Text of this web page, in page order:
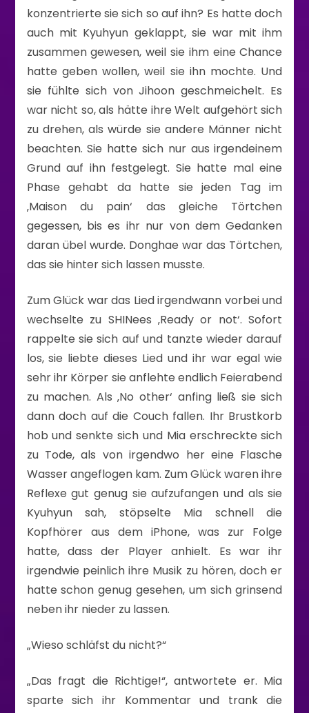
konzentrierte sie sich so auf ihn? Es hatte doch
auch mit Kyuhyun geklappt, sie war mit ihm
zusammen gewesen, weil sie ihm eine Chance
hatte geben wollen, weil sie ihn mochte. Und
sie fühlte sich von Jihoon geschmeichelt. Es
war nicht so, als hätte ihre Welt aufgehört sich
zu drehen, als würde sie andere Männer nicht
beachten. Sie hatte sich nur aus irgendeinem
Grund auf ihn festgelegt. Sie hatte mal eine
Phase gehabt da hatte sie jeden Tag im
‚Maison du pain‘ das gleiche Törtchen
gegessen, bis es ihr nur von dem Gedanken
daran übel wurde. Donghae war das Törtchen,
das sie hinter sich lassen musste.
Zum Glück war das Lied irgendwann vorbei und
wechselte zu SHINees ‚Ready or not‘. Sofort
rappelte sie sich auf und tanzte wieder darauf
los, sie liebte dieses Lied und ihr war egal wie
sehr ihr Körper sie anflehte endlich Feierabend
zu machen. Als ‚No other‘ anfing ließ sie sich
dann doch auf die Couch fallen. Ihr Brustkorb
hob und senkte sich und Mia erschreckte sich
zu Tode, als von irgendwo her eine Flasche
Wasser angeflogen kam. Zum Glück waren ihre
Reflexe gut genug sie aufzufangen und als sie
Kyuhyun sah, stöpselte Mia schnell die
Kopfhörer aus dem iPhone, was zur Folge
hatte, dass der Player anhielt. Es war ihr
irgendwie peinlich ihre Musik zu hören, doch er
hatte schon genug gesehen, um sich grinsend
neben ihr nieder zu lassen.
„Wieso schläfst du nicht?“
„Das fragt die Richtige!“, antwortete er. Mia
sparte sich ihr Kommentar und trank die